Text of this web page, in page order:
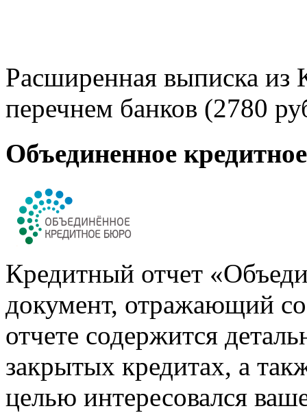
Расширенная выписка из
перечнем банков (2780
Объединенное
Кредитный отчет
документ, отражающий
отчете содержится
закрытых кредитах, а
целью интересовался